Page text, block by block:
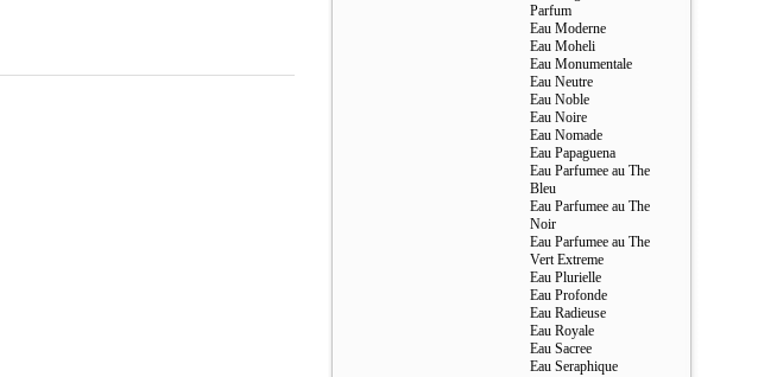
Parfum
Eau Moderne
Eau Moheli
Eau Monumentale
Eau Neutre
Eau Noble
Eau Noire
Eau Nomade
Eau Papaguena
Eau Parfumee au The
Bleu
Eau Parfumee au The
Noir
Eau Parfumee au The
Vert Extreme
Eau Plurielle
Eau Profonde
Eau Radieuse
Eau Royale
Eau Sacree
Eau Seraphique